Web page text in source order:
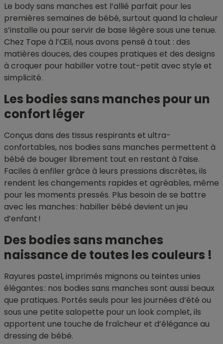
Le body sans manches est l’allié parfait pour les
premières semaines de bébé, surtout quand la chaleur
s’installe ou pour servir de base légère sous une tenue.
Chez Tape à l’Œil, nous avons pensé à tout : des
matières douces, des coupes pratiques et des designs
à croquer pour habiller votre tout-petit avec style et
simplicité.
Les bodies sans manches pour un
confort léger
Conçus dans des tissus respirants et ultra-
confortables, nos bodies sans manches permettent à
bébé de bouger librement tout en restant à l’aise.
Faciles à enfiler grâce à leurs pressions discrètes, ils
rendent les changements rapides et agréables, même
pour les moments pressés. Plus besoin de se battre
avec les manches : habiller bébé devient un jeu
d’enfant !
Des bodies sans manches
naissance de toutes les couleurs !
Rayures pastel, imprimés mignons ou teintes unies
élégantes : nos bodies sans manches sont aussi beaux
que pratiques. Portés seuls pour les journées d’été ou
sous une petite salopette pour un look complet, ils
apportent une touche de fraîcheur et d’élégance au
dressing de bébé.